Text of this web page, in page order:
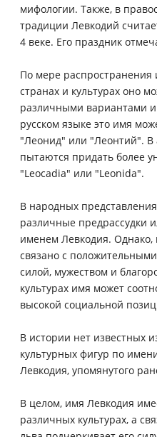
мифологии. Также, в
традиции Левкодий
4 веке. Его праздник
По мере
странах и культурах оно
различными вариантами
русском языке это имя
"Леонид" или "Леонтий". В
пытаются придать более
"Leocadia" или "Leonida".
В народных
различные предрассудки
именем Левкодия. Однако,
связано с
силой, мужеством и
культурах имя может
высокой социальной
В истории нет известных
культурных фигур по
Левкодия, упомянутого
В целом, имя Левкодия
различных культурах, а